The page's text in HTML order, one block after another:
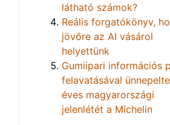
látható számok?
Reális forgatókönyv,
jövőre az AI vásárol
helyettünk
Gumiipari információs
felavatásával
éves magyarországi
jelenlétét a Michelin